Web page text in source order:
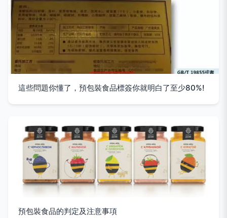
這些問題你懂了，預包裝食品標簽你就明白了至少80%!
預包裝食品的判定及注意事項